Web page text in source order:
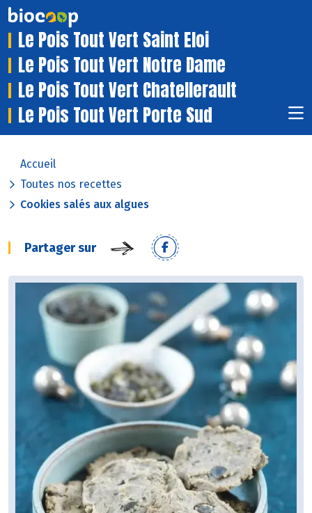
Le Pois Tout Vert Saint Eloi
Le Pois Tout Vert Notre Dame
Le Pois Tout Vert Chatellerault
Le Pois Tout Vert Porte Sud
Accueil
Toutes nos recettes
Cookies salés aux algues
Partager sur